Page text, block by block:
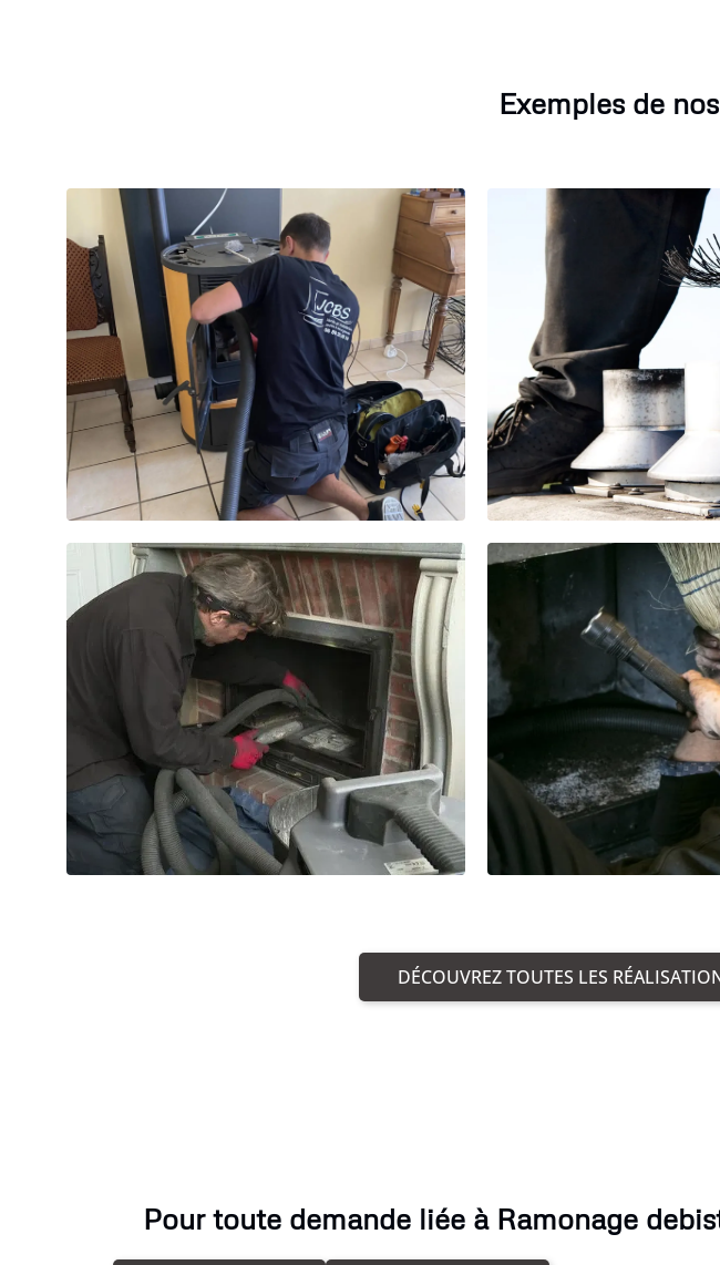
Exemples de
DÉCOUVREZ TOUTES LES
Pour toute demande liée à Ramonage